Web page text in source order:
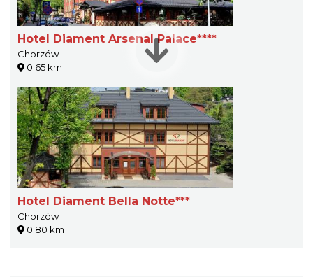
Hotel Diament Arsenal Palace****
Chorzów
0.65 km
Hotel Diament Bella Notte***
Chorzów
0.80 km